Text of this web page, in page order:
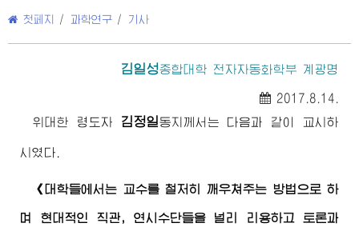
첫페지 / 과학연구 / 기사
김일성종합대학 전자자동화학부 계광명
2017.8.14.
위대한
령도자 김정일동지 께서는 다음과 같이 교시하
시였다.
《대학들에서는 교수를 철저히 깨우쳐주는 방법으로 하
며 현대적인 직관, 연시수단들을 널리 리용하고 토론과